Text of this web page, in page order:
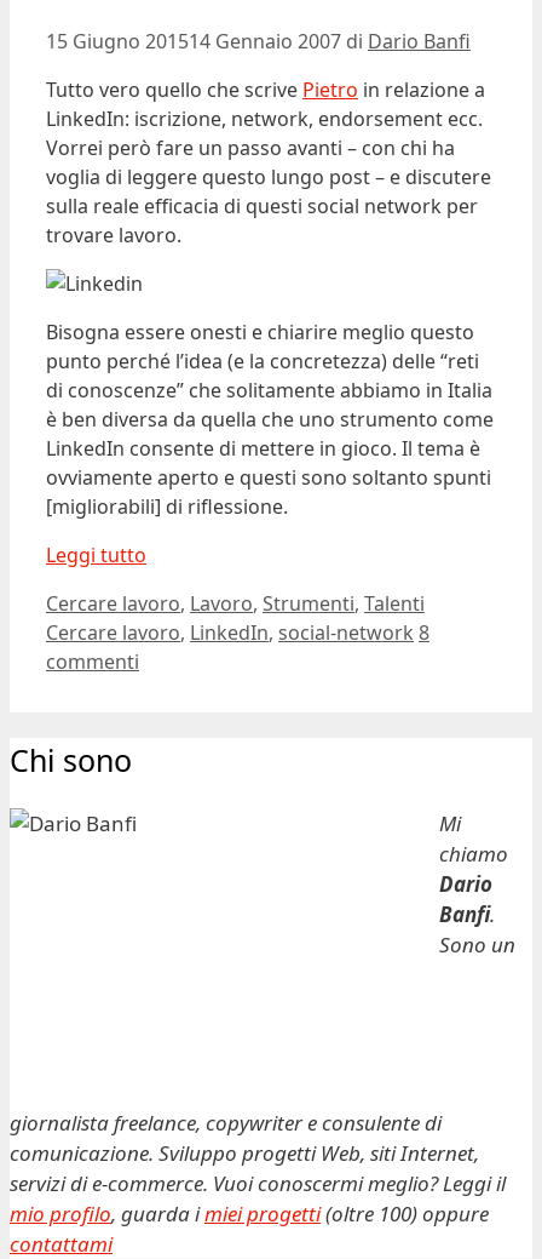
15 Giugno 201514 Gennaio 2007 di Dario Banfi
Tutto vero quello che scrive Pietro in relazione a
LinkedIn: iscrizione, network, endorsement ecc.
Vorrei però fare un passo avanti – con chi ha
voglia di leggere questo lungo post – e discutere
sulla reale efficacia di questi social network per
trovare lavoro.
Bisogna essere onesti e chiarire meglio questo
punto perché l’idea (e la concretezza) delle “reti
di conoscenze” che solitamente abbiamo in Italia
è ben diversa da quella che uno strumento come
LinkedIn consente di mettere in gioco. Il tema è
ovviamente aperto e questi sono soltanto spunti
[migliorabili] di riflessione.
Leggi tutto
Categorie
Cercare lavoro, Lavoro, Strumenti, Talenti
Cercare lavoro, LinkedIn, social-network 8
commenti
Chi sono
Mi
chiamo
Dario
Banfi.
Sono un
giornalista freelance, copywriter e consulente di
comunicazione. Sviluppo progetti Web, siti Internet,
servizi di e-commerce. Vuoi conoscermi meglio? Leggi il
mio profilo, guarda imiei progetti(oltre 100) oppure
contattami